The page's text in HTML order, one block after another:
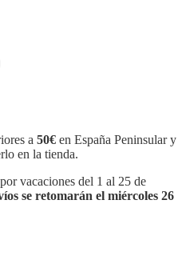
a 50€ en España Peninsular y
en la tienda.
vacaciones del 1 al 25 de
se retomarán el miércoles 26